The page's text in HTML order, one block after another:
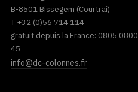
B-8501 Bissegem (Courtrai)
T +32 (0)56 714 114
gratuit depuis la France: 0805 0800
45
info@dc-colonnes.fr